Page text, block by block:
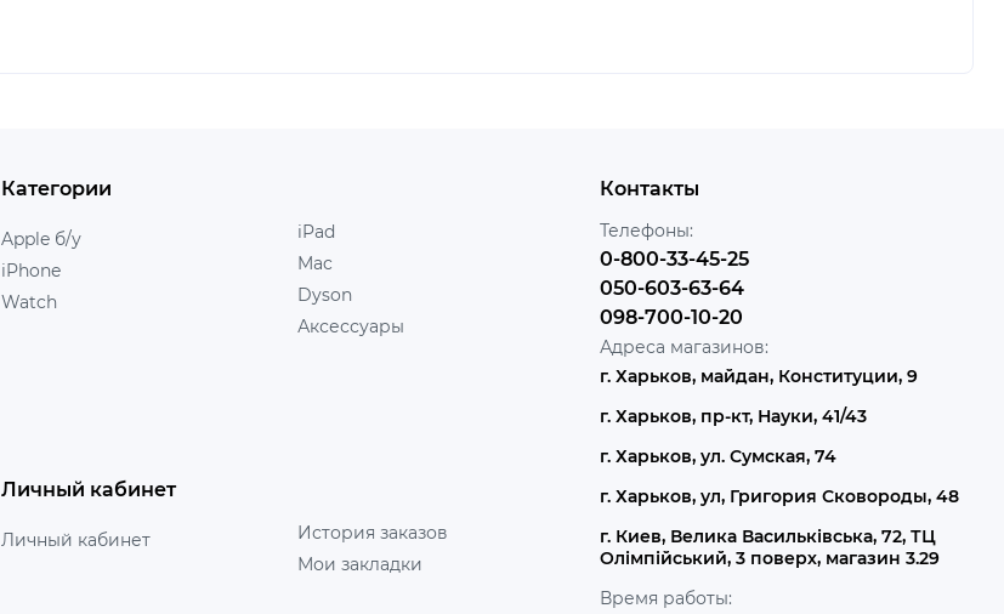
Категории
Apple б/у
iPhone
Watch
iPad
Mac
Dyson
Аксессуары
Личный кабинет
Личный кабинет
История заказов
Мои закладки
Контакты
Телефоны:
0-800-33-45-25
050-603-63-64
098-700-10-20
Адреса магазинов:
г. Харьков, майдан, Конституции, 9
г. Харьков, пр-кт, Науки, 41/43
г. Харьков, ул. Сумская, 74
г. Харьков, ул, Григория Сковороды, 48
г. Киев, Велика Васильківська, 72, ТЦ
Олімпійський, 3 поверх, магазин 3.29
Время работы: